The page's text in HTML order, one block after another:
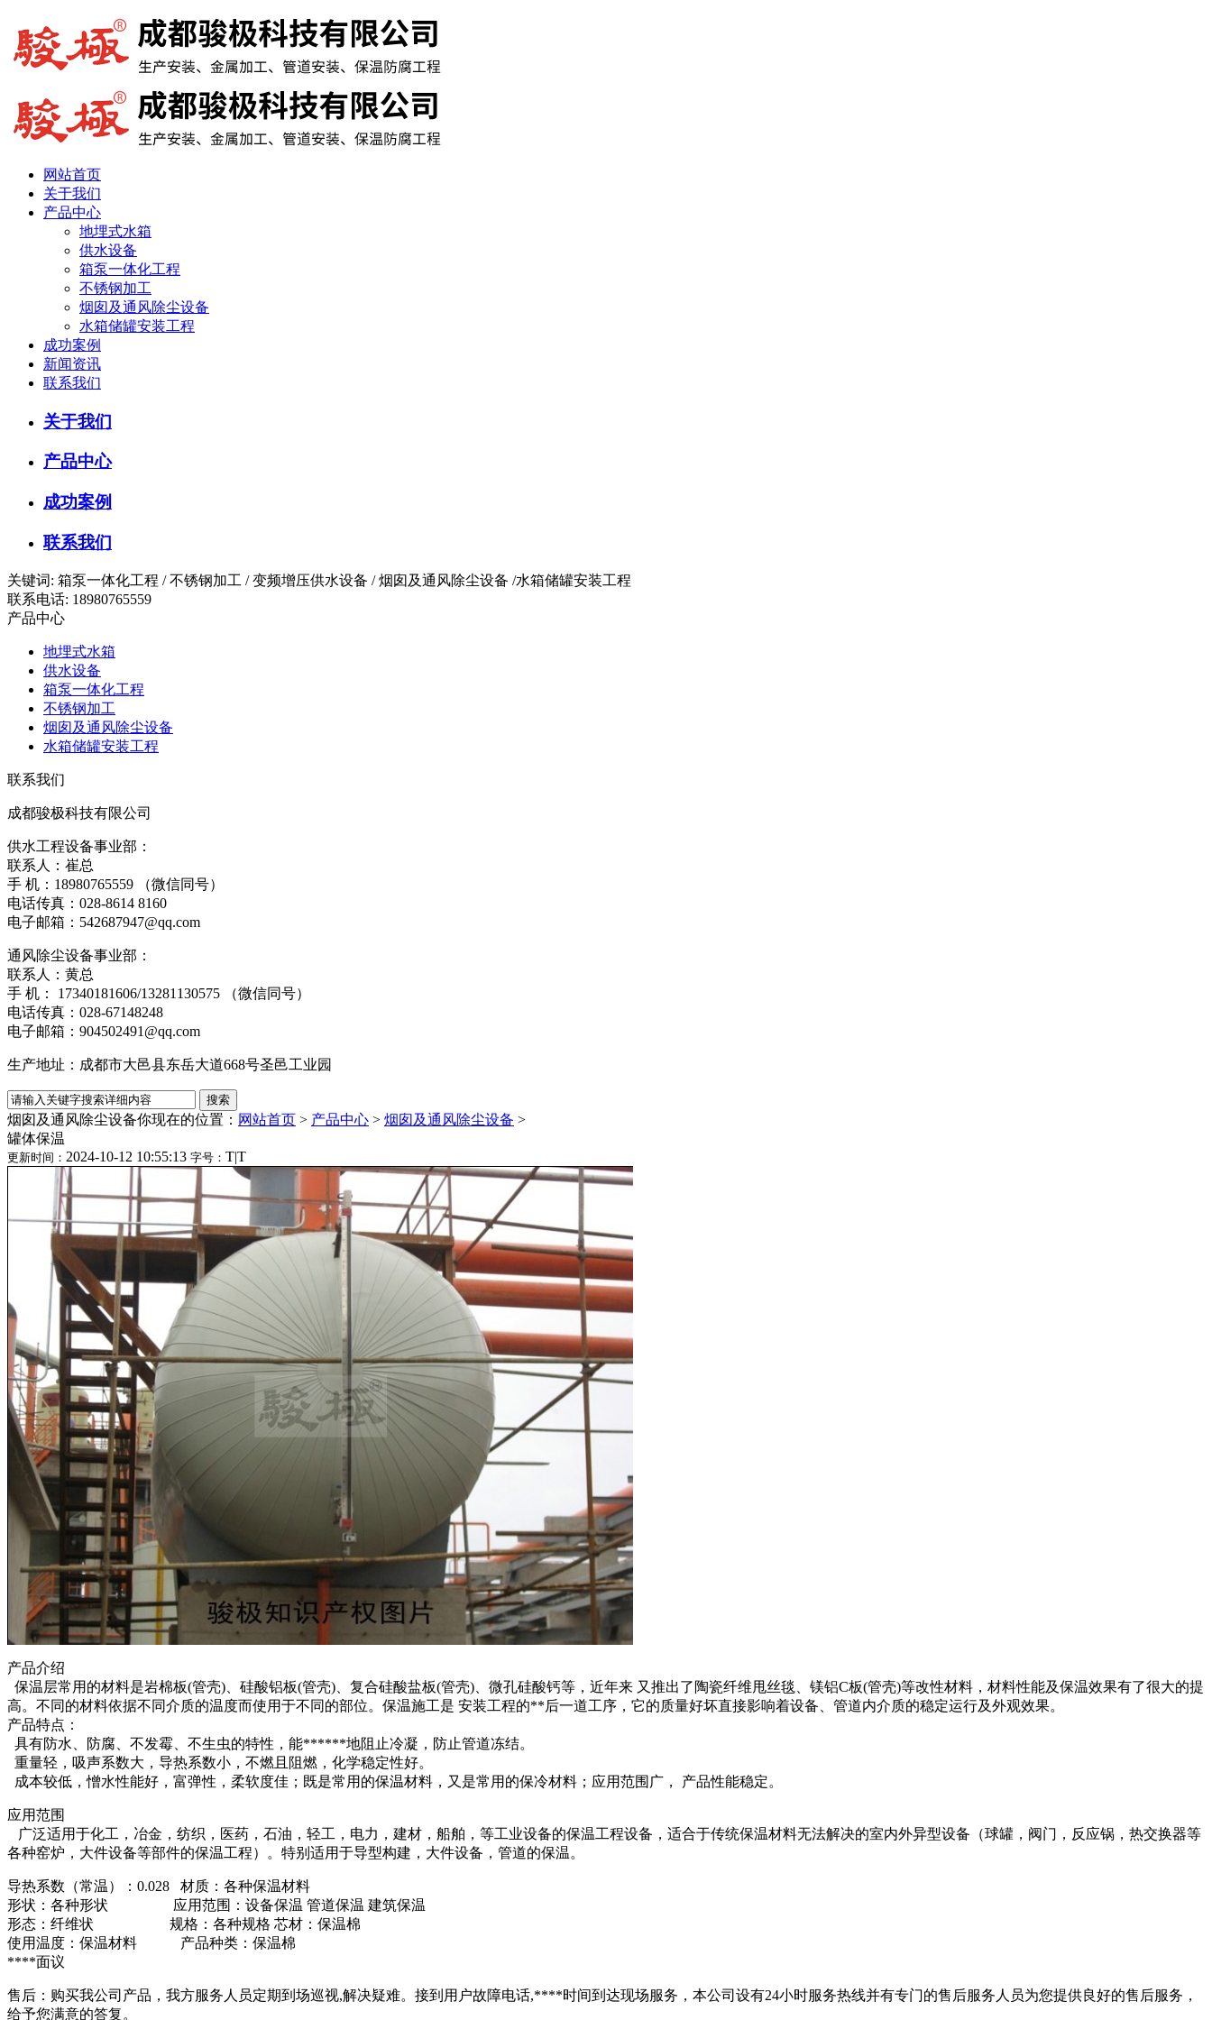
网站首页
关于我们
产品中心
地埋式水箱
供水设备
箱泵一体化工程
不锈钢加工
烟囱及通风除尘设备
水箱储罐安装工程
成功案例
新闻资讯
联系我们
关于我们
产品中心
成功案例
联系我们
关键词: 箱泵一体化工程 / 不锈钢加工 / 变频增压供水设备 / 烟囱及通风除尘设备 /水箱储罐安装工程
联系电话: 18980765559
产品中心
地埋式水箱
供水设备
箱泵一体化工程
不锈钢加工
烟囱及通风除尘设备
水箱储罐安装工程
联系我们
成都骏极科技有限公司
供水工程设备事业部：
联系人：崔总
手 机：18980765559 （微信同号）
电话传真：028-8614 8160
电子邮箱：542687947@qq.com
通风除尘设备事业部：
联系人：黄总
手 机： 17340181606/13281130575 （微信同号）
电话传真：028-67148248
电子邮箱：904502491@qq.com
生产地址：成都市大邑县东岳大道668号圣邑工业园
烟囱及通风除尘设备你现在的位置： 网站首页 > 产品中心 > 烟囱及通风除尘设备 >
罐体保温
更新时间： 2024-10-12 10:55:13 字号： T|T
产品介绍
保温层常用的材料是岩棉板(管壳)、硅酸铝板(管壳)、复合硅酸盐板(管壳)、微孔硅酸钙等，近年来 又推出了陶瓷纤维甩丝毯、镁铝C板(管壳)等改性材料，材料性能及保温效果有了很大的提
高。不同的材料依据不同介质的温度而使用于不同的部位。保温施工是 安装工程的**后一道工序，它的质量好坏直接影响着设备、管道内介质的稳定运行及外观效果。
产品特点：
具有防水、防腐、不发霉、不生虫的特性，能******地阻止冷凝，防止管道冻结。
重量轻，吸声系数大，导热系数小，不燃且阻燃，化学稳定性好。
成本较低，憎水性能好，富弹性，柔软度佳；既是常用的保温材料，又是常用的保冷材料；应用范围广， 产品性能稳定。
应用范围
广泛适用于化工，冶金，纺织，医药，石油，轻工，电力，建材，船舶，等工业设备的保温工程设备，适合于传统保温材料无法解决的室内外异型设备（球罐，阀门，反应锅，热交换器等
各种窑炉，大件设备等部件的保温工程）。特别适用于导型构建，大件设备，管道的保温。
导热系数（常温）：0.028 材质：各种保温材料
形状：各种形状 应用范围：设备保温 管道保温 建筑保温
形态：纤维状 规格：各种规格 芯材：保温棉
使用温度：保温材料 产品种类：保温棉
****面议
售后：购买我公司产品，我方服务人员定期到场巡视,解决疑难。接到用户故障电话,****时间到达现场服务，本公司设有24小时服务热线并有专门的售后服务人员为您提供良好的售后服务，
给予您满意的答复。